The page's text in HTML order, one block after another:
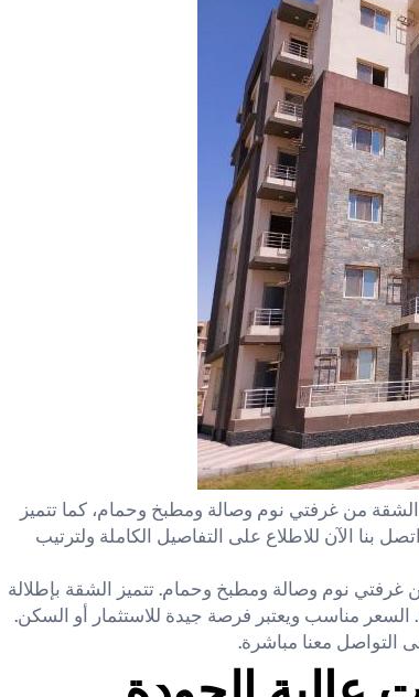
من غرفتي نوم وصالة ومطبخ وحمام، كما تتميز
بنا الآن للاطلاع على التفاصيل الكاملة ولترتيب
نوم وصالة ومطبخ وحمام. تتميز الشقة بإطلالة
مناسب ويعتبر فرصة جيدة للاستثمار أو السكن.
التواصل معنا مباشرة.